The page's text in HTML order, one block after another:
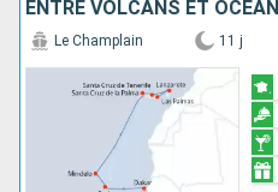
Le Champlain 11 j